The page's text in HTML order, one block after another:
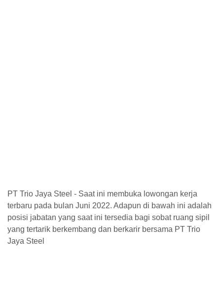
PT Trio Jaya Steel - Saat ini membuka lowongan kerja
terbaru pada bulan Juni 2022. Adapun di bawah ini adalah
posisi jabatan yang saat ini tersedia bagi sobat ruang sipil
yang tertarik berkembang dan berkarir bersama PT Trio
Jaya Steel